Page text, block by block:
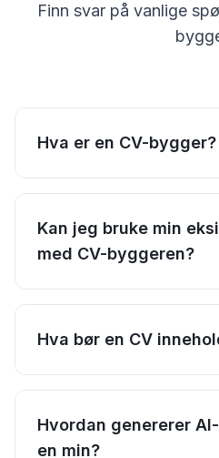
Finn svar på vanlige
Hva er en CV-bygger?
Kan jeg bruke min
med CV-byggeren?
Hva bør en CV
Hvordan genererer
en min?